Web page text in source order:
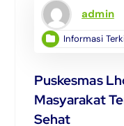
admin
Informasi
Puskesmas
Masyarakat
Sehat